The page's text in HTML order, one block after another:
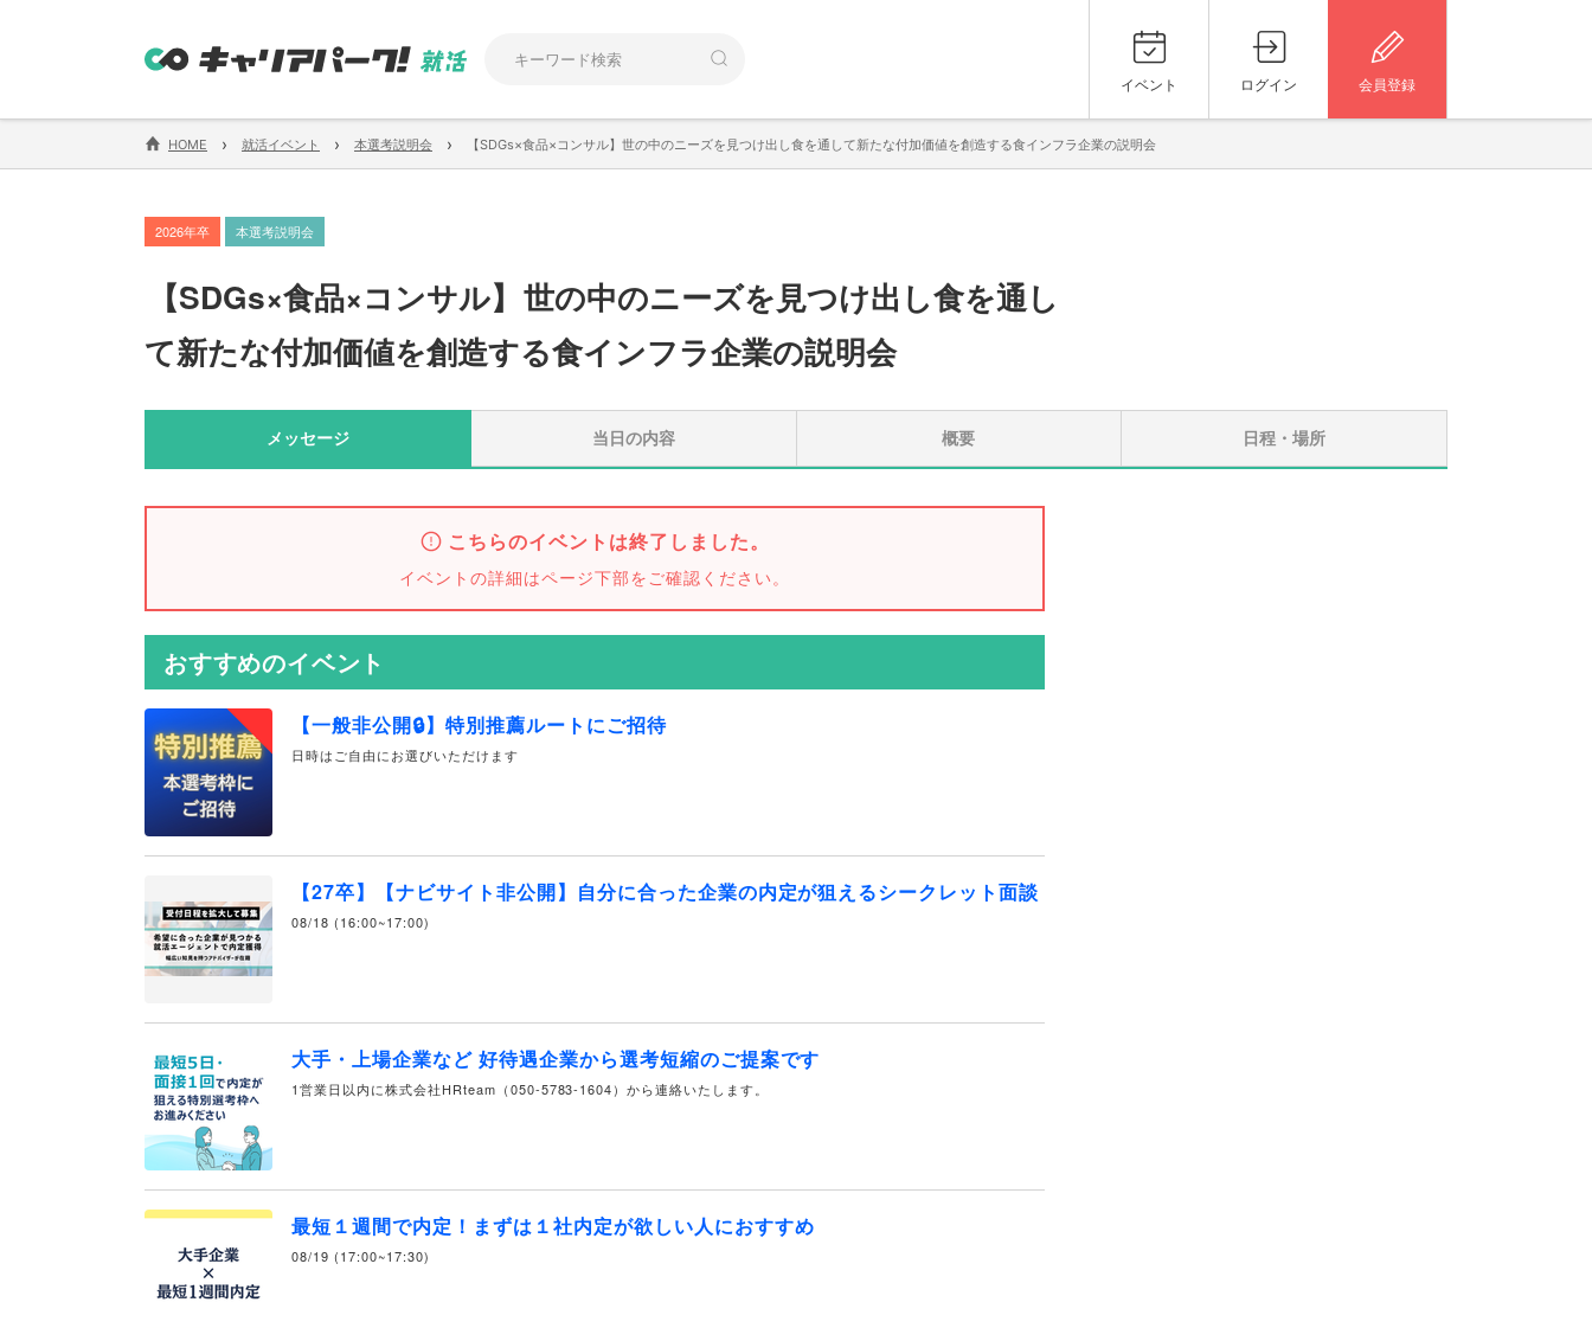
イベント ログイン 会員登録
HOME › 就活イベント › 本選考説明会 › 【SDGs×食品×コンサル】世の中のニーズを見つけ出し食を通して新たな付加価値を創造する食インフラ企業の説明会
2026年卒 本選考説明会
【SDGs×食品×コンサル】 世の中のニーズを見つけ出し食を通し
て新たな付加価値を創造する食インフラ企業の説明会
メッセージ 当日の内容 概要 日程・場所
こちらのイベントは終了しました。
イベントの詳細はページ下部をご確認ください。
おすすめのイベント
【一般非公開🔒️】特別推薦ルートにご招待
日時はご自由にお選びいただけます
【27卒】【ナビサイト非公開】自分に合った企業の内定が狙えるシークレット面談
08/18 (16:00~17:00)
大手・上場企業など 好待遇企業から選考短縮のご提案です
1営業日以内に株式会社HRteam（050-5783-1604）から連絡いたします。
最短１週間で内定！まずは１社内定が欲しい人におすすめ
08/19 (17:00~17:30)